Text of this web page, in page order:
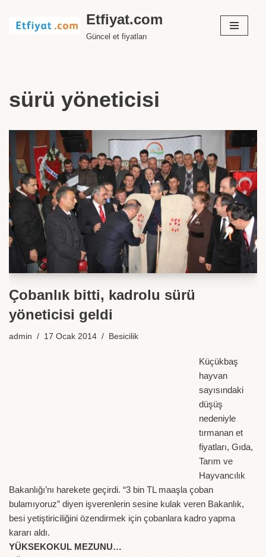
İçeriğe
Etfiyat.com
Güncel et fiyatları
sürü yöneticisi
Çobanlık bitti, kadrolu sürü
yöneticisi geldi
admin 17 Ocak 2014 Besicilik
Küçükbaş
hayvan
sayısındaki
düşüş
nedeniyle
tırmanan et
fiyatları, Gıda,
Tarım ve
Hayvancılık
Bakanlığı’nı harekete geçirdi. “3 bin TL maaşla çoban
bulamıyoruz” diyen işverenlerin sesine kulak veren Bakanlık,
besi yetiştiriciliğini özendirmek için çobanlara kadro yapma
kararı aldı.
YÜKSEKOKUL MEZUNU…